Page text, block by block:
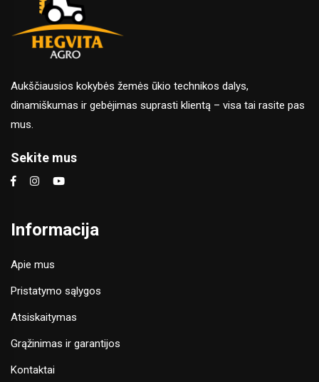
Aukščiausios kokybės žemės ūkio technikos dalys,
dinamiškumas ir gebėjimas suprasti klientą – visa tai rasite pas
mus.
Sekite mus
Informacija
Apie mus
Pristatymo sąlygos
Atsiskaitymas
Grąžinimas ir garantijos
Kontaktai